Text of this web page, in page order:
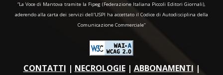
“La Voce di Mantova tramite la Fipeg (Federazione Italiana Piccoli Editori Giornali),
aderendo alla carta dei servizi dell'USPI ha accettato il Codice di Autodisciplina della
Comunicazione Commerciale"
CONTATTI | NECROLOGIE| ABBONAMENTI |